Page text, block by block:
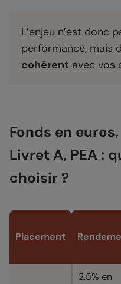
L’enjeu n’est donc
performance, mais
cohérent avec vos
Fonds en
Livret A, PEA :
choisir ?
Placement
2,5% en